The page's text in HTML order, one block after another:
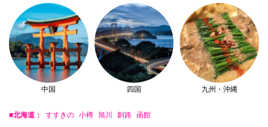
中国 四国 九州・沖縄
■北海道： すすきの 小樽 旭川 釧路 函館